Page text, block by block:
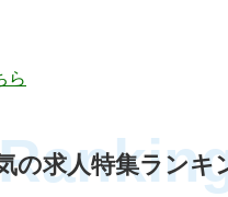
ら
の求人特集ランキ